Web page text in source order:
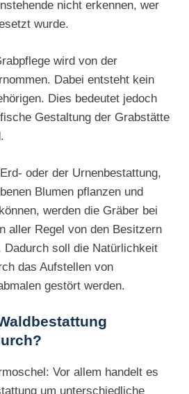
nicht erkennen, wer
wurde.
wird von der
Dabei entsteht kein
Dies bedeutet jedoch
Gestaltung der Grabstätte
oder der Urnenbestattung,
Blumen pflanzen und
werden die Gräber bei
aller Regel von den Besitzern
Dadurch soll die Natürlichkeit
das Aufstellen von
gestört werden.
Vor allem handelt es
um unterschiedliche